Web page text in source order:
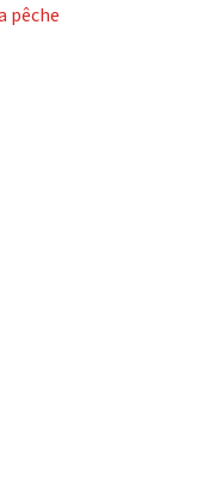
pêche